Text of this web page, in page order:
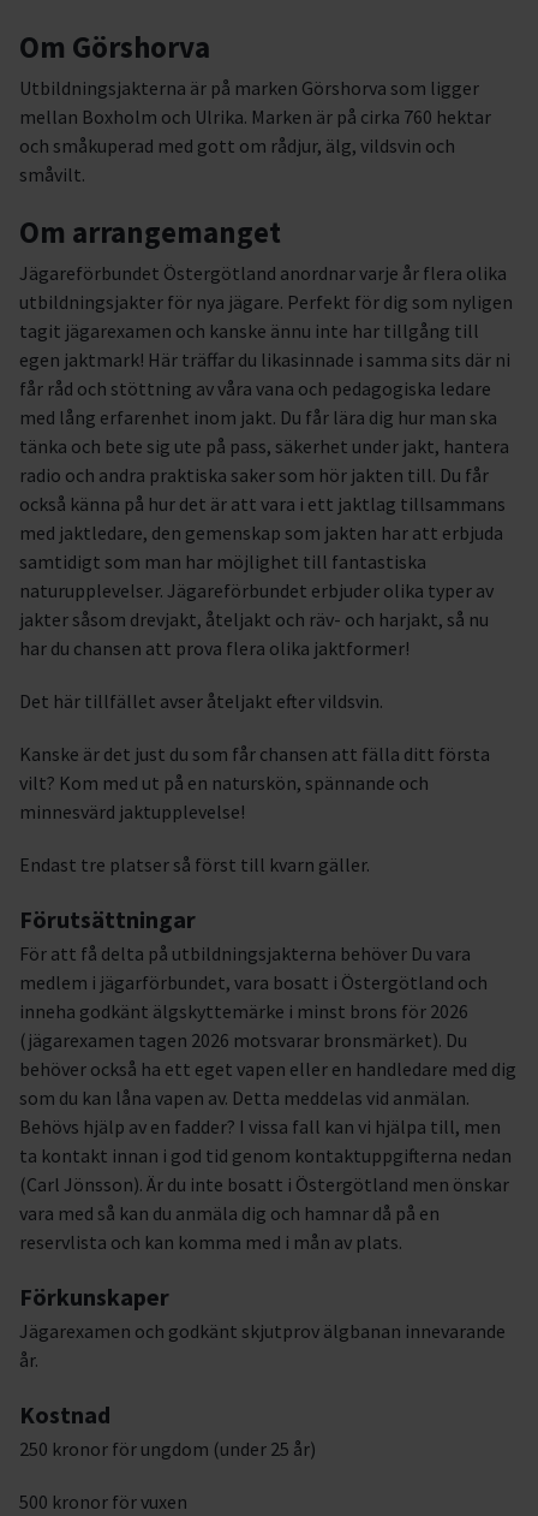
Om Görshorva
Utbildningsjakterna är på marken Görshorva som ligger
mellan Boxholm och Ulrika. Marken är på cirka 760 hektar
och småkuperad med gott om rådjur, älg, vildsvin och
småvilt.
Om arrangemanget
Jägareförbundet Östergötland anordnar varje år flera olika
utbildningsjakter för nya jägare. Perfekt för dig som nyligen
tagit jägarexamen och kanske ännu inte har tillgång till
egen jaktmark! Här träffar du likasinnade i samma sits där ni
får råd och stöttning av våra vana och pedagogiska ledare
med lång erfarenhet inom jakt. Du får lära dig hur man ska
tänka och bete sig ute på pass, säkerhet under jakt, hantera
radio och andra praktiska saker som hör jakten till. Du får
också känna på hur det är att vara i ett jaktlag tillsammans
med jaktledare, den gemenskap som jakten har att erbjuda
samtidigt som man har möjlighet till fantastiska
naturupplevelser. Jägareförbundet erbjuder olika typer av
jakter såsom drevjakt, åteljakt och räv- och harjakt, så nu
har du chansen att prova flera olika jaktformer!
Det här tillfället avser åteljakt efter vildsvin.
Kanske är det just du som får chansen att fälla ditt första
vilt? Kom med ut på en naturskön, spännande och
minnesvärd jaktupplevelse!
Endast tre platser så först till kvarn gäller.
Förutsättningar
För att få delta på utbildningsjakterna behöver Du vara
medlem i jägarförbundet, vara bosatt i Östergötland och
inneha godkänt älgskyttemärke i minst brons för 2026
(jägarexamen tagen 2026 motsvarar bronsmärket). Du
behöver också ha ett eget vapen eller en handledare med dig
som du kan låna vapen av. Detta meddelas vid anmälan.
Behövs hjälp av en fadder? I vissa fall kan vi hjälpa till, men
ta kontakt innan i god tid genom kontaktuppgifterna nedan
(Carl Jönsson). Är du inte bosatt i Östergötland men önskar
vara med så kan du anmäla dig och hamnar då på en
reservlista och kan komma med i mån av plats.
Förkunskaper
Jägarexamen och godkänt skjutprov älgbanan innevarande
år.
Kostnad
250 kronor för ungdom (under 25 år)
500 kronor för vuxen